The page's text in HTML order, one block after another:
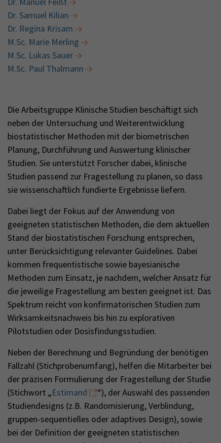
Dr. Samuel Kilian
Dr. Regina Krisam
M.Sc. Marie Merling
M.Sc. Lukas Sauer
M.Sc. Paul Thalmann
Die Arbeitsgruppe Klinische Studien beschäftigt sich
neben der Untersuchung und Weiterentwicklung
biostatistischer Methoden mit der biometrischen
Planung, Durchführung und Auswertung klinischer
Studien. Sie unterstützt Forscher dabei, klinische
Studien passend zur Fragestellung zu planen, so dass
sie wissenschaftlich fundierte Ergebnisse liefern.
Dabei liegt der Fokus auf der Anwendung von
geeigneten statistischen Methoden, die dem aktuellen
Stand der biostatistischen Forschung entsprechen,
unter Berücksichtigung relevanter Guidelines. Dabei
kommen frequentistische sowie bayesianische
Methoden zum Einsatz, je nachdem, welcher Ansatz für
die jeweilige Fragestellung am besten geeignet ist. Das
Spektrum reicht von konfirmatorischen Studien zum
Wirksamkeitsnachweis bis hin zu explorativen
Pilotstudien oder Dosisfindungsstudien.
Neben der Berechnung und Begründung der benötigen
Fallzahl (Stichprobenumfang), helfen die Mitarbeiter bei
der präzisen Formulierung der Fragestellung der Studie
(Stichwort „Estimand
“), der Auswahl des passenden
Studiendesigns (z.B. Randomisierung, Verblindung,
gruppen-sequentielles oder adaptives Design), sowie
bei der Definition der geeigneten statistischen